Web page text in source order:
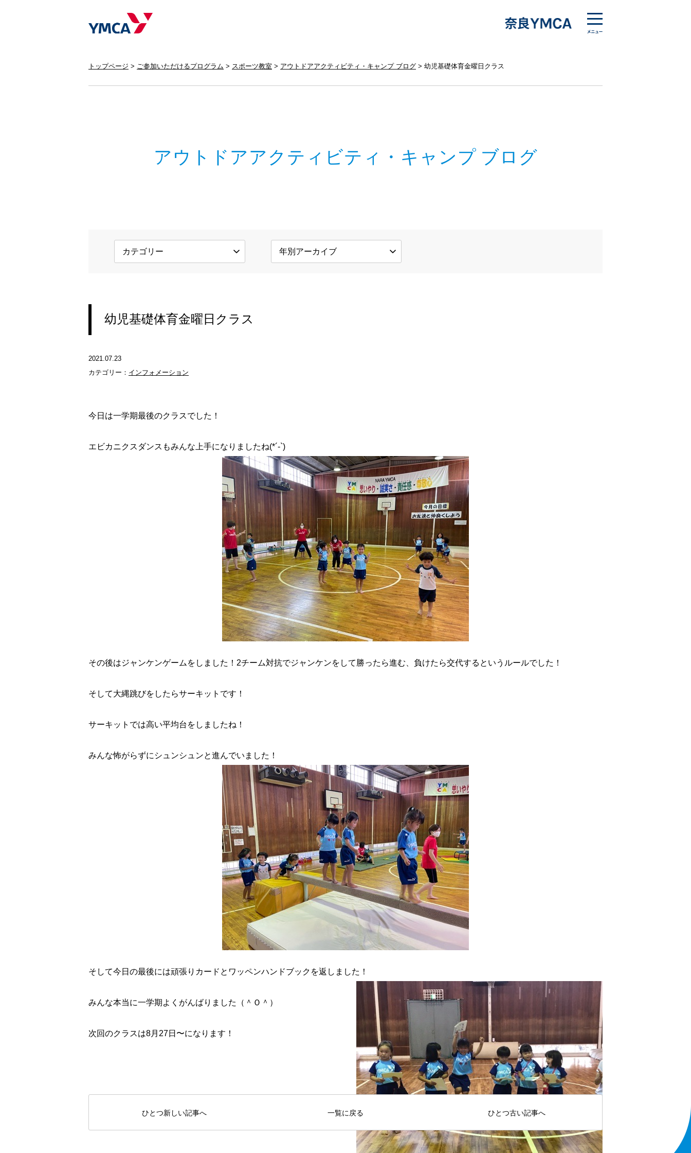
トップページ ご参加いただけるプログラム スポーツ教室 アウトドアアクティビティ・キャンプ ブログ 幼児基礎体育金曜日クラス
アウトドアアクティビティ・キャンプ ブログ
幼児基礎体育金曜日クラス
2021.07.23
カテゴリー： インフォメーション
今日は一学期最後のクラスでした！
エビカニクスダンスもみんな上手になりましたね(*´-`)
その後はジャンケンゲームをしました！2チーム対抗でジャンケンをして勝ったら進む、負けたら交代するというルールでした！
そして大縄跳びをしたらサーキットです！
サーキットでは高い平均台をしましたね！
みんな怖がらずにシュンシュンと進んでいました！
そして今日の最後には頑張りカードとワッペンハンドブックを返しました！
みんな本当に一学期よくがんばりました（＾Ｏ＾）
次回のクラスは8月27日〜になります！
ひとつ新しい記事へ 一覧に戻る ひとつ古い記事へ